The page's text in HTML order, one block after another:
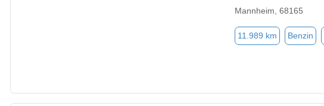
Mannheim, 68165
11.989 km Benzin